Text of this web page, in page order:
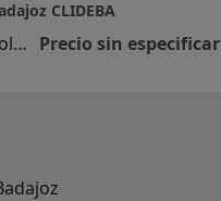
CLIDEBA
Primera visita Otorrinolaringología Precio sin especificar